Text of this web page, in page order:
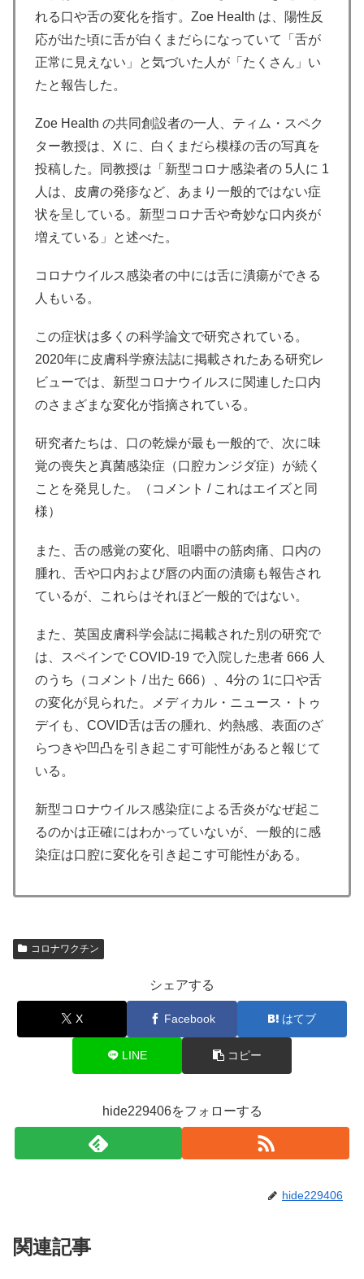
れる口や舌の変化を指す。Zoe Health は、陽性反
応が出た頃に舌が白くまだらになっていて「舌が
正常に見えない」と気づいた人が「たくさん」い
たと報告した。
Zoe Health の共同創設者の一人、ティム・スペク
ター教授は、X に、白くまだら模様の舌の写真を
投稿した。同教授は「新型コロナ感染者の 5人に 1
人は、皮膚の発疹など、あまり一般的ではない症
状を呈している。新型コロナ舌や奇妙な口内炎が
増えている」と述べた。
コロナウイルス感染者の中には舌に潰瘍ができる
人もいる。
この症状は多くの科学論文で研究されている。
2020年に皮膚科学療法誌に掲載されたある研究レ
ビューでは、新型コロナウイルスに関連した口内
のさまざまな変化が指摘されている。
研究者たちは、口の乾燥が最も一般的で、次に味
覚の喪失と真菌感染症（口腔カンジダ症）が続く
ことを発見した。（コメント / これはエイズと同
様）
また、舌の感覚の変化、咀嚼中の筋肉痛、口内の
腫れ、舌や口内および唇の内面の潰瘍も報告され
ているが、これらはそれほど一般的ではない。
また、英国皮膚科学会誌に掲載された別の研究で
は、スペインで COVID-19 で入院した患者 666 人
のうち（コメント / 出た 666）、4分の 1に口や舌
の変化が見られた。メディカル・ニュース・トゥ
デイも、COVID舌は舌の腫れ、灼熱感、表面のざ
らつきや凹凸を引き起こす可能性があると報じて
いる。
新型コロナウイルス感染症による舌炎がなぜ起こ
るのかは正確にはわかっていないが、一般的に感
染症は口腔に変化を引き起こす可能性がある。
コロナワクチン
シェアする
X Facebook はてブ
LINE コピー
hide229406をフォローする
hide229406
関連記事